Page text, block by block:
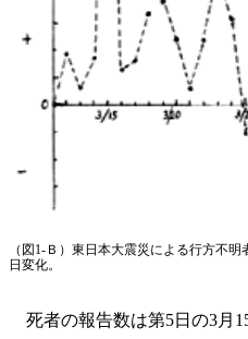
（図1-Ｂ）東日本大震災による行方不
日変化。
死者の報告数は第5日の3月